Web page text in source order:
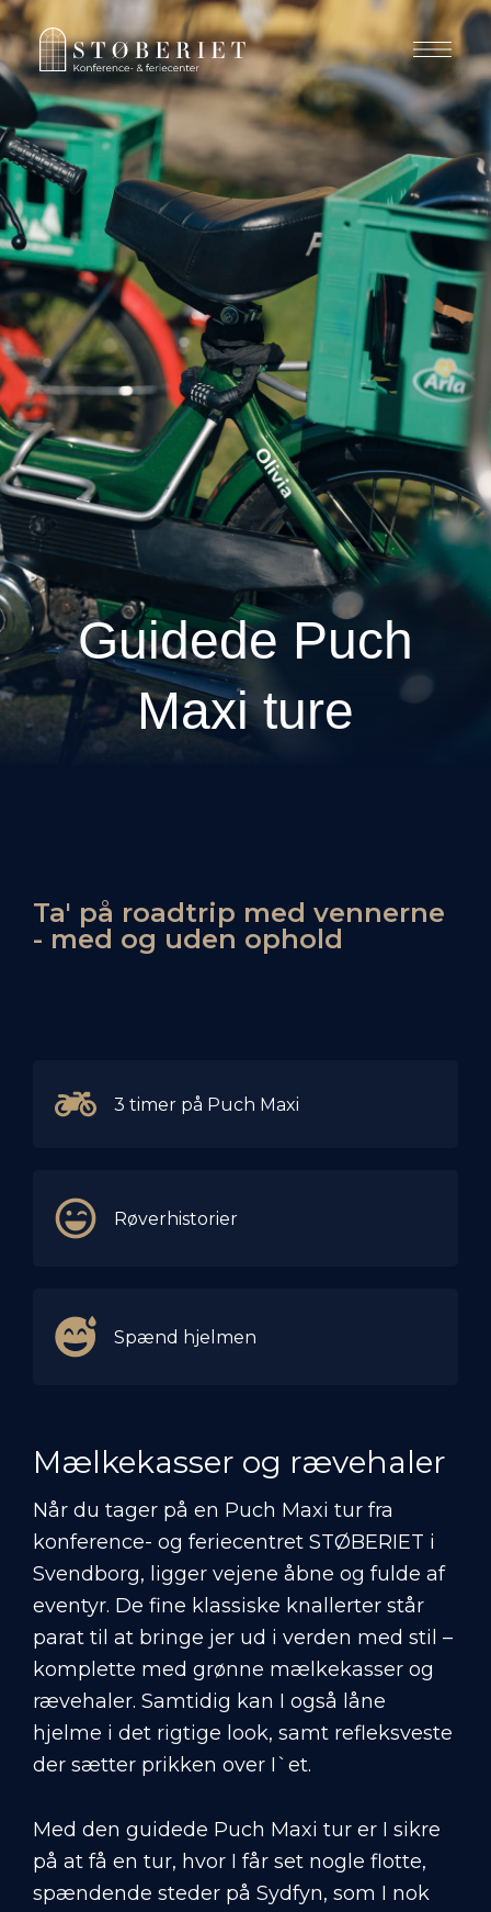
Guidede Puch
Maxi ture
Ta' på roadtrip med vennerne
- med og uden ophold
3 timer på Puch Maxi
Røverhistorier
Spænd hjelmen
Mælkekasser og rævehaler
Når du tager på en Puch Maxi tur fra
konference- og feriecentret STØBERIET i
Svendborg, ligger vejene åbne og fulde af
eventyr. De fine klassiske knallerter står
parat til at bringe jer ud i verden med stil –
komplette med grønne mælkekasser og
rævehaler. Samtidig kan I også låne
hjelme i det rigtige look, samt refleksveste
der sætter prikken over I`et.
Med den guidede Puch Maxi tur er I sikre
på at få en tur, hvor I får set nogle flotte,
spændende steder på Sydfyn, som I nok